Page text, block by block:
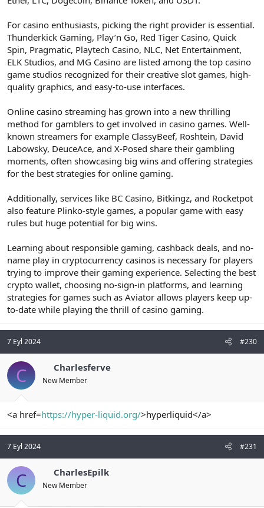
For casino enthusiasts, picking the right provider is essential.
Thunderkick Gaming, Play’n Go, Red Tiger Casino, Quick
Spin, Pragmatic, Playtech Casino, NLC, Net Entertainment,
ELK Studios, and MG Casino are listed among the top casino
game studios recognized for their creative slot games, high-
quality graphics, and easy-to-use interfaces.
Online casino streaming has grown into a new thrilling
method for gamblers to get involved in casino games. Well-
known streamers for example ClassyBeef, Roshtein, David
Labowsky, DeuceAce, and X-Posed share their gambling
moments, often showcasing big wins and offering strategies
for the best strategies for online gaming.
Additionally, services like BC Casino, Bitkingz, and Rocketpot
also feature Plinko-style games, a popular game with easy
rules but huge potential for big wins.
Learning about responsible gaming, cashback deals, and no-
name play in cryptocurrency casinos is necessary for players
trying to improve their gaming experience. Selecting the best
crypto wallet, choosing no-sign-in platforms, and learning
strategies for games such as Aviator allows players keep up-
to-date while playing the thrill of casino gaming.
7 Eyl 2024 #230
C Charlesferve
New Member
<a href=https://hyper-liquid.org/>hyperliquid</a>
7 Eyl 2024 #231
C CharlesEpilk
New Member